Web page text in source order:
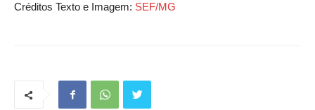
Créditos Texto e Imagem: SEF/MG